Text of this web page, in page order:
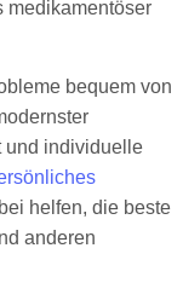
medikamentöser
bequem von
und individuelle
helfen, die beste
anderen